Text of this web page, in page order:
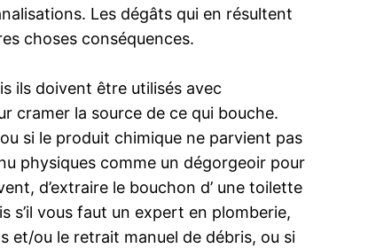
Les dégâts qui en résultent
choses conséquences.
ils doivent être utilisés avec
cramer la source de ce qui bouche.
si le produit chimique ne parvient pas
physiques comme un dégorgeoir pour
d’extraire le bouchon d’ une toilette
s’il vous faut un expert en plomberie,
et/ou le retrait manuel de débris, ou si